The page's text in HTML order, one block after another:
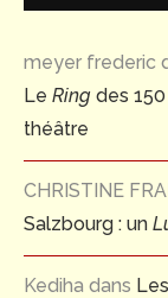
meyer frederic
Le Ring des
théâtre
CHRISTINE
Salzbourg : un
Kediha dans